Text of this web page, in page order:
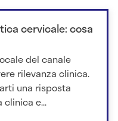
cervicale: cosa
del canale
rilevanza clinica.
una risposta
clinica e...